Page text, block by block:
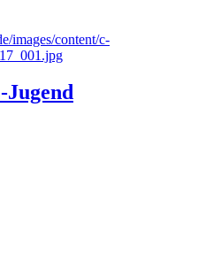
images/content/c-
Jugend